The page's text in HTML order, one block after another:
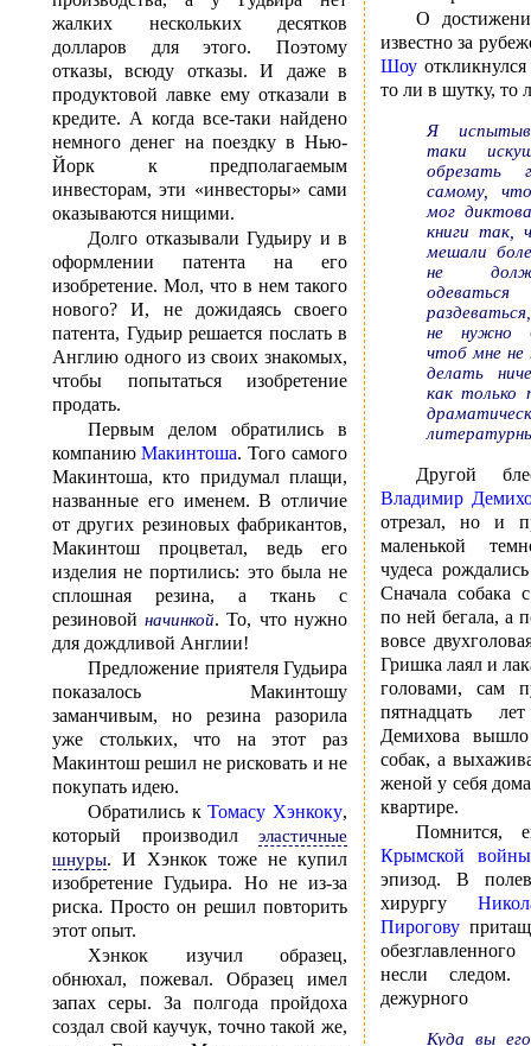
жалких нескольких десятков
долларов для этого. Поэтому
отказы, всюду отказы. И даже в
продуктовой лавке ему отказали в
кредите. А когда все-таки найдено
немного денег на поездку в Нью-
Йорк к предполагаемым
инвесторам, эти «инвесторы» сами
оказываются нищими.
Долго отказывали Гудьиру и в
оформлении патента на его
изобретение. Мол, что в нем такого
нового? И, не дожидаясь своего
патента, Гудьир решается послать в
Англию одного из своих знакомых,
чтобы попытаться изобретение
продать.
Первым делом обратились в
компанию Макинтоша. Того самого
Макинтоша, кто придумал плащи,
названные его именем. В отличие
от других резиновых фабрикантов,
Макинтош процветал, ведь его
изделия не портились: это была не
сплошная резина, а ткань с
резиновой начинкой. То, что нужно
для дождливой Англии!
Предложение приятеля Гудьира
показалось Макинтошу
заманчивым, но резина разорила
уже стольких, что на этот раз
Макинтош решил не рисковать и не
покупать идею.
Обратились к Томасу Хэнкоку,
который производил эластичные
шнуры. И Хэнкок тоже не купил
изобретение Гудьира. Но не из-за
риска. Просто он решил повторить
этот опыт.
Хэнкок изучил образец,
обнюхал, пожевал. Образец имел
запах серы. За полгода пройдоха
создал свой каучук, точно такой же,
О
известно за
Шоу
то ли в шутку, то
Я
таки
обрезать
самому,
мог
книги так,
мешали
не
не нужно
чтоб мне не
делать
как только
Другой
Владимир
отрезал, но и
маленькой
чудеса
Сначала собака
по ней бегала, а
вовсе
Гришка лаял и
головами, сам
пятнадцать
Демихова
собак, а
женой у себя
квартире.
Помнится,
Крымской войны
эпизод. В
хирургу
Пирогову
несли следом.
дежурного
Куда вы